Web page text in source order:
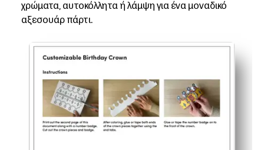
χρώματα, αυτοκόλλητα ή λάμψη για ένα μοναδικό
αξεσουάρ πάρτι.